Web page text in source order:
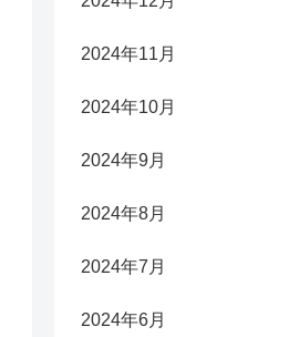
2024年11月
2024年10月
2024年9月
2024年8月
2024年7月
2024年6月